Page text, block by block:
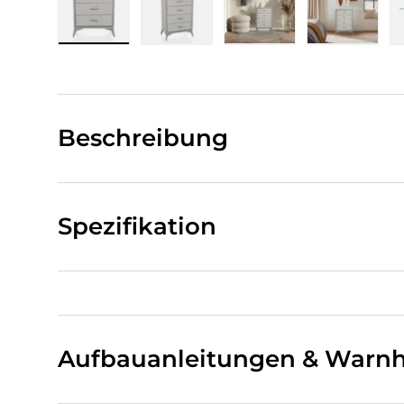
Beschreibung
Spezifikation
Aufbauanleitungen &